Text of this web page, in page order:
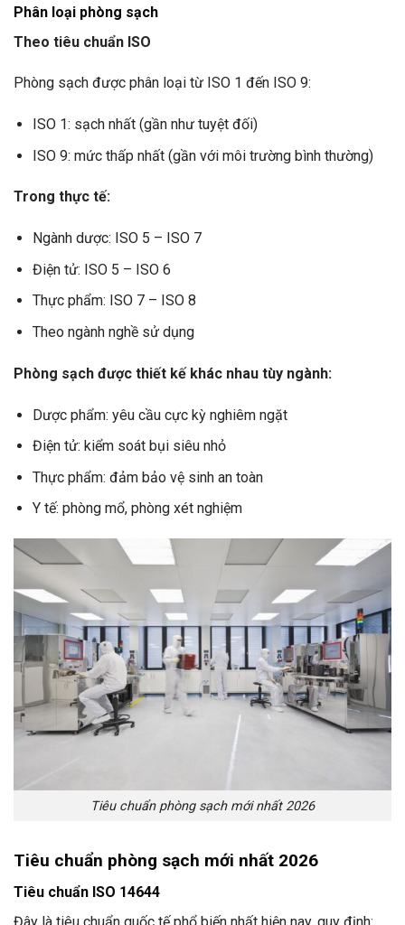
Phân loại phòng sạch
Theo tiêu chuẩn ISO
Phòng sạch được phân loại từ ISO 1 đến ISO 9:
ISO 1: sạch nhất (gần như tuyệt đối)
ISO 9: mức thấp nhất (gần với môi trường bình thường)
Trong thực tế:
Ngành dược: ISO 5 – ISO 7
Điện tử: ISO 5 – ISO 6
Thực phẩm: ISO 7 – ISO 8
Theo ngành nghề sử dụng
Phòng sạch được thiết kế khác nhau tùy ngành:
Dược phẩm: yêu cầu cực kỳ nghiêm ngặt
Điện tử: kiểm soát bụi siêu nhỏ
Thực phẩm: đảm bảo vệ sinh an toàn
Y tế: phòng mổ, phòng xét nghiệm
Tiêu chuẩn phòng sạch mới nhất 2026
Tiêu chuẩn phòng sạch mới nhất 2026
Tiêu chuẩn ISO 14644